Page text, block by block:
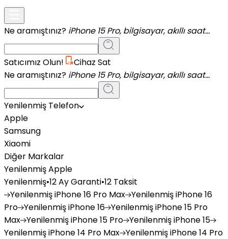
Ne aramıştınız? iPhone 15 Pro, bilgisayar, akıllı saat...
Satıcımız Olun!
Cihaz Sat
Ne aramıştınız? iPhone 15 Pro, bilgisayar, akıllı saat...
Yenilenmiş Telefon
Apple
Samsung
Xiaomi
Diğer Markalar
Yenilenmiş Apple
Yenilenmiş•12 Ay Garanti•12 Taksit
YenilenmişiPhone 16 Pro Max YenilenmişiPhone 16
Pro YenilenmişiPhone 16 YenilenmişiPhone 15 Pro
Max YenilenmişiPhone 15 Pro YenilenmişiPhone 15
YenilenmişiPhone 14 Pro Max YenilenmişiPhone 14 Pro